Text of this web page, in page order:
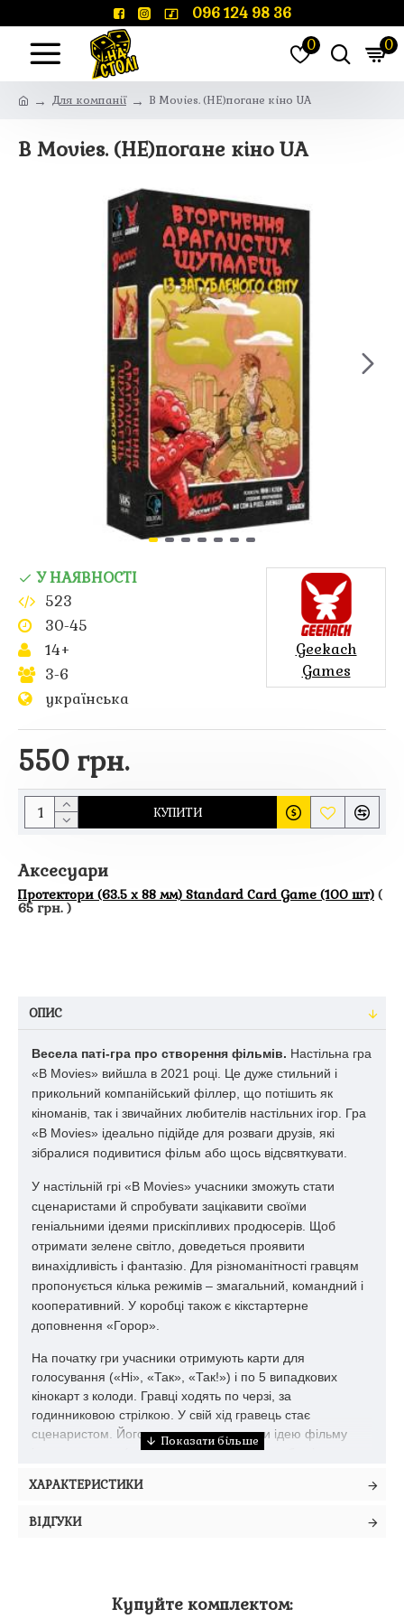
096 124 98 36
0 0
Для компанії B Movies. (НЕ)погане кіно UA
B Movies. (НЕ)погане кіно UA
550 грн.
У НАЯВНОСТІ
523
30-45
14+
3-6
українська
Geekach
Games
КУПИТИ
Аксесуари
Протектори (63.5 x 88 мм) Standard Card Game (100 шт) (
65 грн. )
ОПИС
Весела паті-гра про створення фільмів. Настільна гра
«B Movies» вийшла в 2021 році. Це дуже стильний і
прикольний компанійський філлер, що потішить як
кіноманів, так і звичайних любителів настільних ігор. Гра
«B Movies» ідеально підійде для розваги друзів, які
зібралися подивитися фільм або щось відсвяткувати.
У настільній грі «B Movies» учасники зможуть стати
сценаристами й спробувати зацікавити своїми
геніальними ідеями прискіпливих продюсерів. Щоб
отримати зелене світло, доведеться проявити
винахідливість і фантазію. Для різноманітності гравцям
пропонується кілька режимів – змагальний, командний і
кооперативний. У коробці також є кікстартерне
доповнення «Горор».
На початку гри учасники отримують карти для
голосування («Ні», «Так», «Так!») і по 5 випадкових
кінокарт з колоди. Гравці ходять по черзі, за
годинниковою стрілкою. У свій хід гравець стає
сценаристом. Його мета – презентувати ідею фільму
іншим гравцям (продюсерам), які можуть або відхилити
Сценарист викладає 2-4 кінокарти з руки у вибраному
Продюсери таємно вибирають по 1 карті для
голосування й одночасно відкривають їх.
ХАРАКТЕРИСТИКИ
ВІДГУКИ
Купуйте комплектом: